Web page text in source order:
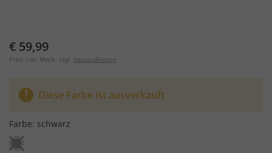
€ 59,99
Preis inkl. MwSt. zzgl. Versandkosten
Diese Farbe ist ausverkauft
Farbe: schwarz